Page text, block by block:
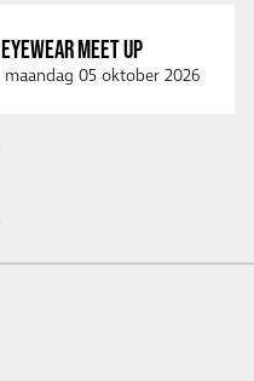
MEET UP
maandag 05 oktober 2026